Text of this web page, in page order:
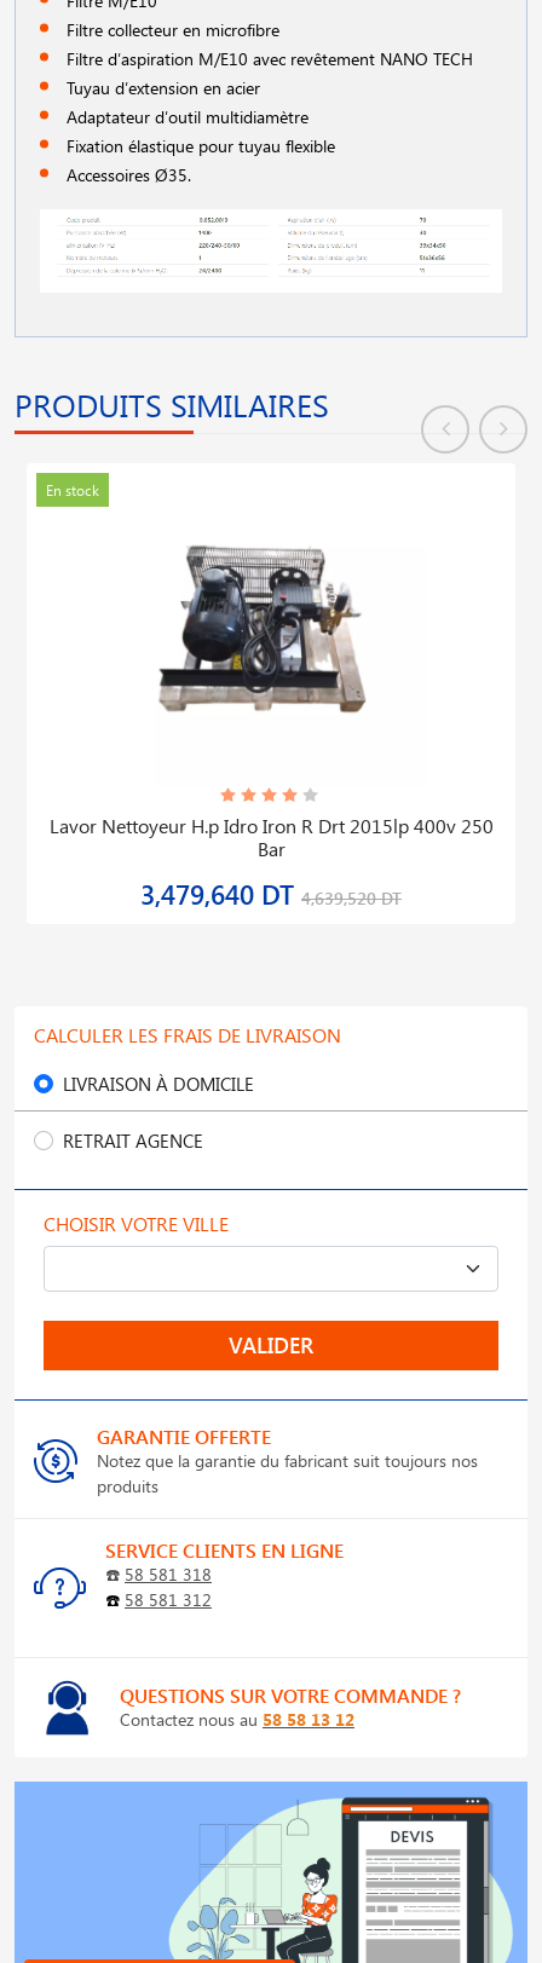
Filtre collecteur en microfibre
Filtre d′aspiration M/E10 avec revêtement NANO TECH
Tuyau d′extension en acier
Adaptateur d′outil multidiamètre
Fixation élastique pour tuyau flexible
Accessoires Ø35.
PRODUITS SIMILAIRES
En stock
Lavor Nettoyeur H.p Idro Iron R Drt 2015lp 400v 250
Bar
3,479,640 DT 4,639,520 DT
CALCULER LES FRAIS DE LIVRAISON
LIVRAISON À DOMICILE
RETRAIT AGENCE
CHOISIR VOTRE VILLE
VALIDER
GARANTIE OFFERTE
Notez que la garantie du fabricant suit toujours nos
produits
SERVICE CLIENTS EN LIGNE
☎️ 58 581 318
☎️ 58 581 312
QUESTIONS SUR VOTRE COMMANDE ?
Contactez nous au 58 58 13 12